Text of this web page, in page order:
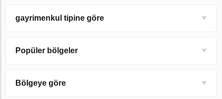
gayrimenkul tipine göre
Popüler bölgeler
Bölgeye göre